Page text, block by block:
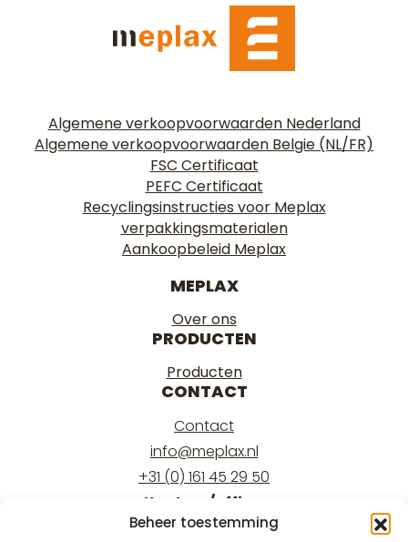
Beheer toestemming
Algemene verkoopvoorwaarden Nederland
Algemene verkoopvoorwaarden Belgie (NL/FR)
FSC Certificaat
PEFC Certificaat
Recyclingsinstructies voor Meplax
verpakkingsmaterialen
Aankoopbeleid Meplax
MEPLAX
Over ons
PRODUCTEN
Producten
CONTACT
Contact
info@meplax.nl
+31 (0) 161 45 29 50
Kantoor/office:
Burgemeester Krollaan 17